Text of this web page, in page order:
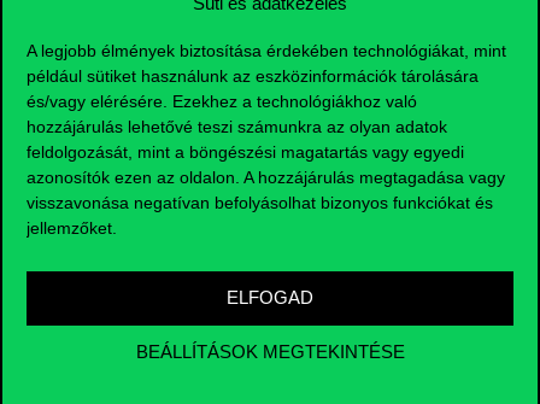
A legjobb élmények biztosítása érdekében technológiákat, mint
például sütiket használunk az eszközinformációk tárolására
és/vagy elérésére. Ezekhez a technológiákhoz való
hozzájárulás lehetővé teszi számunkra az olyan adatok
feldolgozását, mint a böngészési magatartás vagy egyedi
azonosítók ezen az oldalon. A hozzájárulás megtagadása vagy
visszavonása negatívan befolyásolhat bizonyos funkciókat és
jellemzőket.
ELFOGAD
BEÁLLÍTÁSOK MEGTEKINTÉSE
Duplázz!
Ha különösen jól sikerül az a két érettségid, amiből
a szakonkénti érettségi pontokat számítjuk, akár
meg is duplázhatod ezeket. Ebben az esetben
nem számítanak a tanulmányi pontjaid, kizárólag a
két érettségi tárgyadat vesszük figyelembe. A
számítás módja nem változik, mindössze annyiban
számolnod.
Intézményi pontok